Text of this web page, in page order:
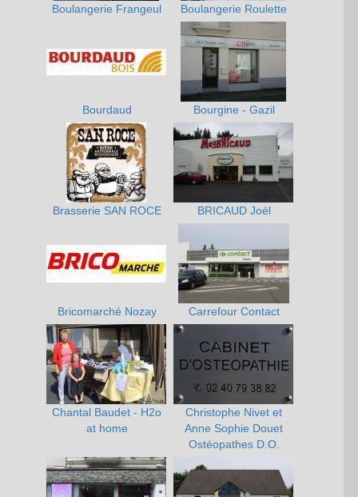
Boulangerie Frangeul Boulangerie Roulette
Bourdaud Bourgine - Gazil
Brasserie SAN ROCE BRICAUD Joël
Bricomarché Nozay Carrefour Contact
Chantal Baudet - H2o
at home
Christophe Nivet et
Anne Sophie Douet
Ostéopathes D.O.